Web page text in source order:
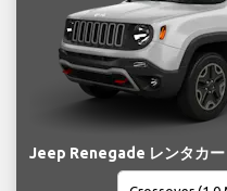
Jeep Renegade レンタカー